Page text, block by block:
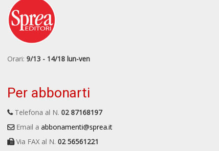
Orari: 9/13 - 14/18 lun-ven
Per abbonarti
Telefona al N. 02 87168197
Email a abbonamenti@sprea.it
Via FAX al N. 02 56561221